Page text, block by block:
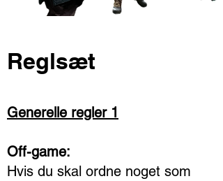
Reglsæt
Generelle regler 1
Off-game:
Hvis du skal ordne noget som